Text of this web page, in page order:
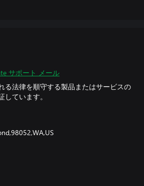
ソフト株式会社。
イクロソフト株式会社カスタマーサ
スの電話番号 (月曜日から金曜日 9:00-
サポート メール
る法律を順守する製品またはサービスの
ています。